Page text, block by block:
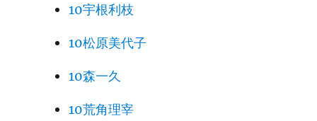
10宇根利枝
10松原美代子
10森一久
10荒角理宰